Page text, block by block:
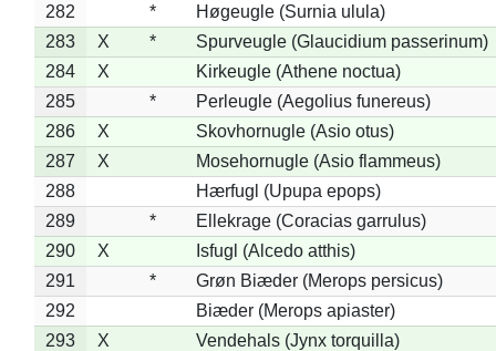
282
*
Høgeugle (Surnia ulula)
283
X *
Spurveugle (Glaucidium passerinum)
284
X
Kirkeugle (Athene noctua)
285
*
Perleugle (Aegolius funereus)
286
X
Skovhornugle (Asio otus)
287
X
Mosehornugle (Asio flammeus)
288
Hærfugl (Upupa epops)
289
*
Ellekrage (Coracias garrulus)
290
X
Isfugl (Alcedo atthis)
291
*
Grøn Biæder (Merops persicus)
292
Biæder (Merops apiaster)
293
X
Vendehals (Jynx torquilla)